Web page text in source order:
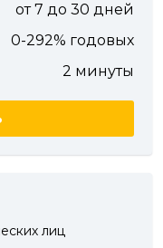
от 7 до 30 дней
0-292% годовых
2 минуты
лиц